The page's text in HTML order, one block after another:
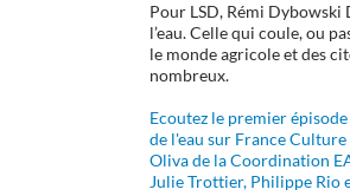
Pour LSD, Rémi Dybowski
l’eau. Celle qui coule, ou
le monde agricole et des
nombreux.
Ecoutez le premier
de l'eau sur France Culture
Oliva de la Coordination
Julie Trottier, Philippe Rio